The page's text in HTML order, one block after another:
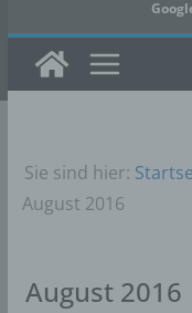
✓ Erlauben
Sie sind hier:
August 2016
August 2016